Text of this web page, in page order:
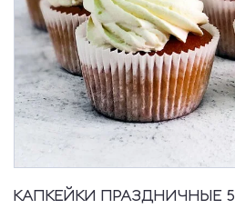
КАПКЕЙКИ ПРАЗДНИЧНЫЕ 5